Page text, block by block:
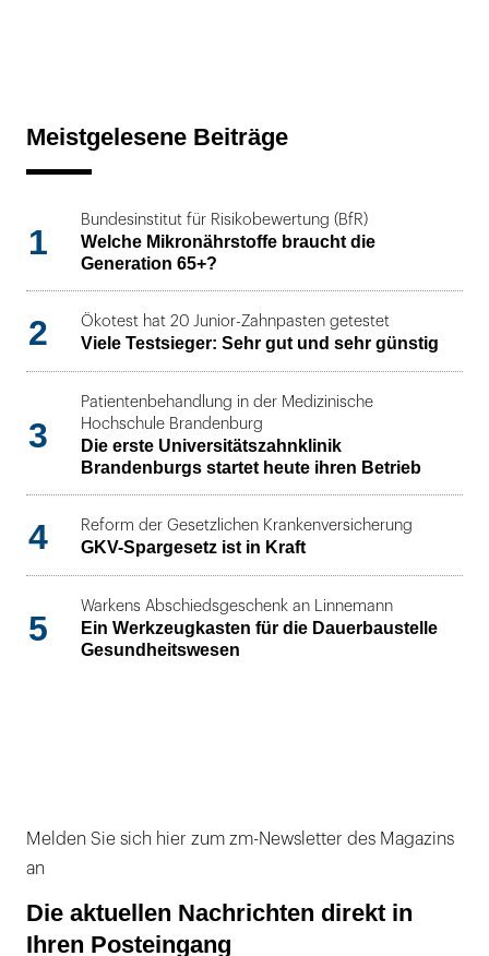
Meistgelesene Beiträge
1
Bundesinstitut für Risikobewertung (BfR)
Welche Mikronährstoffe braucht die
Generation 65+?
2 Ökotest hat 20 Junior-Zahnpasten getestet
Viele Testsieger: Sehr gut und sehr günstig
3
Patientenbehandlung in der Medizinische
Hochschule Brandenburg
Die erste Universitätszahnklinik
Brandenburgs startet heute ihren Betrieb
4 Reform der Gesetzlichen Krankenversicherung
GKV-Spargesetz ist in Kraft
5
Warkens Abschiedsgeschenk an Linnemann
Ein Werkzeugkasten für die Dauerbaustelle
Gesundheitswesen
Melden Sie sich hier zum zm-Newsletter des Magazins
an
Die aktuellen Nachrichten direkt in
Ihren Posteingang